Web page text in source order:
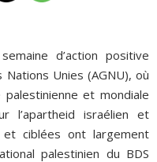
d’action positive
Unies (AGNU), où
et mondiale
l’apartheid israélien et
et ciblées ont largement
palestinien du BDS